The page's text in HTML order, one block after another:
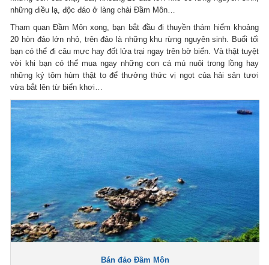
những điều lạ, độc đáo ở làng chài Đầm Môn…
Tham quan Đầm Môn xong, bạn bắt đầu đi thuyền thám hiểm khoảng
20 hòn đảo lớn nhỏ, trên đảo là những khu rừng nguyên sinh. Buổi tối
bạn có thể đi câu mực hay đốt lửa trại ngay trên bờ biển. Và thật tuyệt
vời khi bạn có thể mua ngay những con cá mú nuôi trong lồng hay
những ký tôm hùm thật to để thưởng thức vị ngọt của hải sản tươi
vừa bắt lên từ biển khơi…
Bán đảo Đầm Môn